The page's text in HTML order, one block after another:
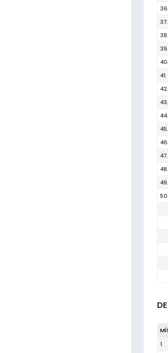
36.
37.
38.
39.
40.
41.
42.
43.
44.
45.
46.
47.
48.
49.
50.
DE
1.